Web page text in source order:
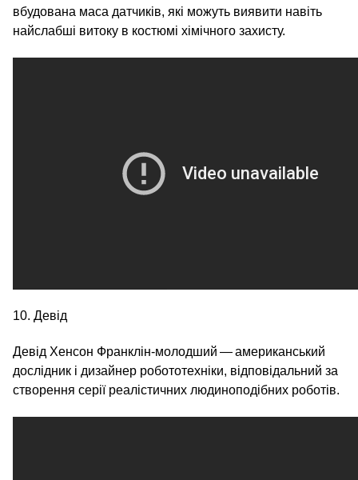
вбудована маса датчиків, які можуть виявити навіть
найслабші витоку в костюмі хімічного захисту.
10. Девід
Девід Хенсон Франклін-молодший — американський
дослідник і дизайнер робототехніки, відповідальний за
створення серії реалістичних людиноподібних роботів.